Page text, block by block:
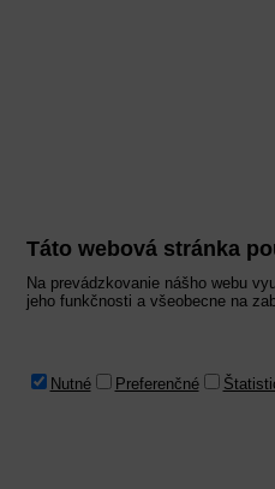
Táto webová stránka
Na prevádzkovanie nášho webu
jeho funkčnosti a všeobecne na
Nutné Preferenčné